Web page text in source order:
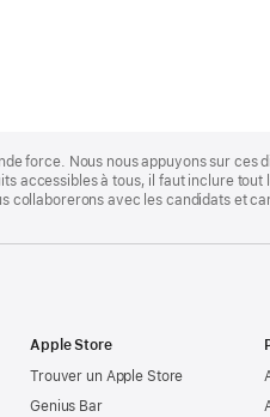
force. Nous nous appuyons sur
accessibles à tous, il faut inclure tout
collaborerons avec les candidats et
Apple Store
Trouver un Apple Store
Genius Bar